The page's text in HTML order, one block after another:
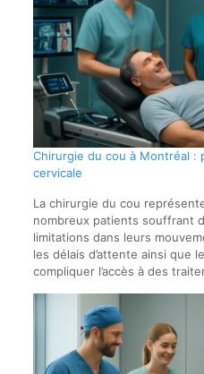
Chirurgie du cou à Montréal :
cervicale
La chirurgie du cou
nombreux patients souffrant
limitations dans leurs
les délais d’attente ainsi que
compliquer l’accès à des